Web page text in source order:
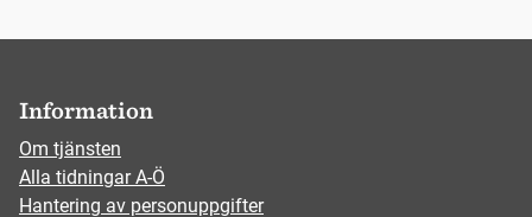
Information
Om tjänsten
Alla tidningar A-Ö
Hantering av personuppgifter